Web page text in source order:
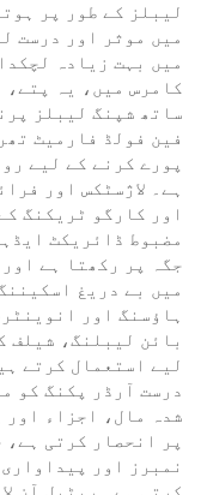
لیبلز کے طور پر
میں موثر اور درست
میں بہت زیادہ
کامرس میں، یہ
ساتھ شپنگ لیبلز
فین فولڈ فارمیٹ
پورے کرنے کے لیے
ہے۔ لاژسٹکس اور
اور کارگو ٹریکنگ
مضبوط ڈائریکٹ
جگہ پر رکھتا ہے
میں بے دریغ
بائن لیبلنگ، شیلف
لیے استعمال کرتے
درست آرڈر پکنگ کو
شدہ مال، اجزاء
پر انحصار کرتی ہے،
نمبرز اور
کرتی ہے۔ ریٹیل آن